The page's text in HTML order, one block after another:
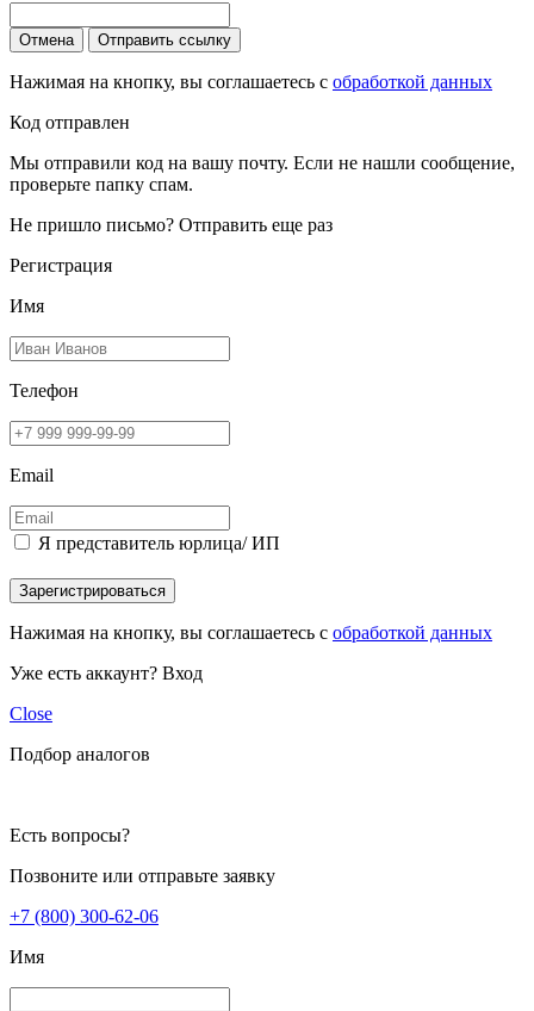
Отмена Отправить ссылку
Нажимая на кнопку, вы соглашаетесь с обработкой данных
Код отправлен
Мы отправили код на вашу почту. Если не нашли сообщение,
проверьте папку спам.
Не пришло письмо? Отправить еще раз
Регистрация
Имя
Телефон
Email
Я представитель юрлица/ ИП
Зарегистрироваться
Нажимая на кнопку, вы соглашаетесь с обработкой данных
Уже есть аккаунт? Вход
Close
Подбор аналогов
Есть вопросы?
Позвоните или отправьте заявку
+7 (800) 300-62-06
Имя